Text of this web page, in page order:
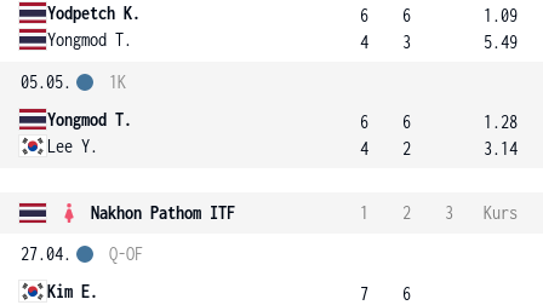
Yodpetch K.
Yongmod T.
6
4
6
3
1.09
5.49
05.05.
Yongmod T.
Lee Y.
1K
6
4
6
2
1.28
3.14
Nakhon Pathom ITF 1 2 3
Kurs
27.04.
Kim E.
Q-OF
7
6